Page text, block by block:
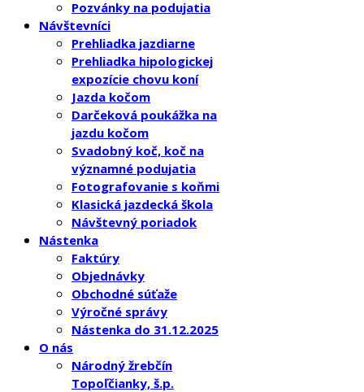
Pozvánky na podujatia
Návštevníci
Prehliadka jazdiarne
Prehliadka hipologickej
expozície chovu koní
Jazda kočom
Darčeková poukážka na
jazdu kočom
Svadobný koč, koč na
významné podujatia
Fotografovanie s koňmi
Klasická jazdecká škola
Návštevný poriadok
Nástenka
Faktúry
Objednávky
Obchodné súťaže
Výročné správy
Nástenka do 31.12.2025
O nás
Národný žrebčín
Topoľčianky, š.p.